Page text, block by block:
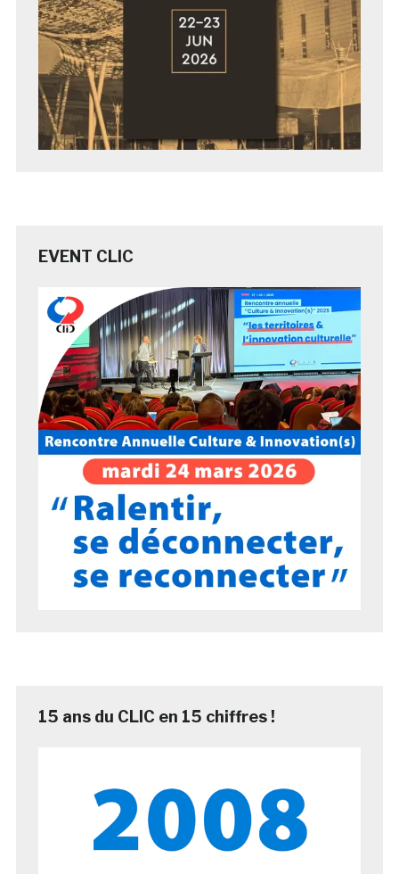
EVENT CLIC
15 ans du CLIC en 15 chiffres !